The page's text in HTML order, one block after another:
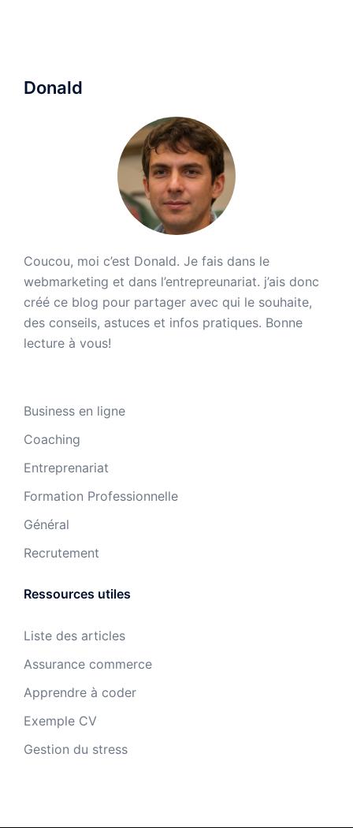
Donald
Coucou, moi c’est Donald. Je fais dans le
webmarketing et dans l’entrepreunariat. j’ais donc
créé ce blog pour partager avec qui le souhaite,
des conseils, astuces et infos pratiques. Bonne
lecture à vous!
Business en ligne
Coaching
Entreprenariat
Formation Professionnelle
Général
Recrutement
Ressources utiles
Liste des articles
Assurance commerce
Apprendre à coder
Exemple CV
Gestion du stress